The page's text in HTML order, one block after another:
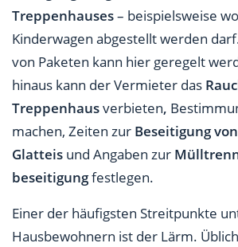
Treppenhauses– beispielsweise
Kinderwagen abgestellt werden
von Paketen kann hier geregelt
hinaus kann der Vermieter das
Treppenhausverbieten,
machen, Zeiten zur Beseitigung
Glatteis und Angaben zur
beseitigungfestlegen.
Einer der häufigsten Streitpunkte
Hausbewohnern ist der Lärm.